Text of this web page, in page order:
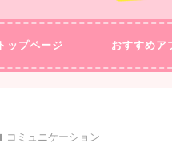
トップページ おすすめア
コミュニケーション